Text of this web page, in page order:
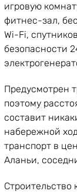
игровую
фитнес-зал,
Wi-Fi,
безопасности
Предусмотрен
поэтому
составит
набережной
транспорт в
Аланьи,
Строительство